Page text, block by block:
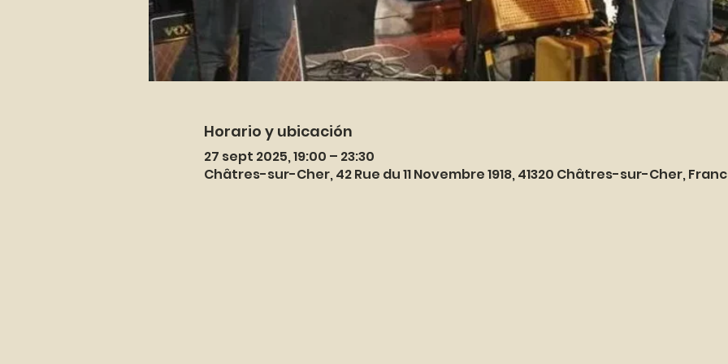
Horario y ubicación
27 sept 2025, 19:00 – 23:30
Châtres-sur-Cher, 42 Rue du 11 Novembre 1918, 41320 Châtres-sur-Cher,